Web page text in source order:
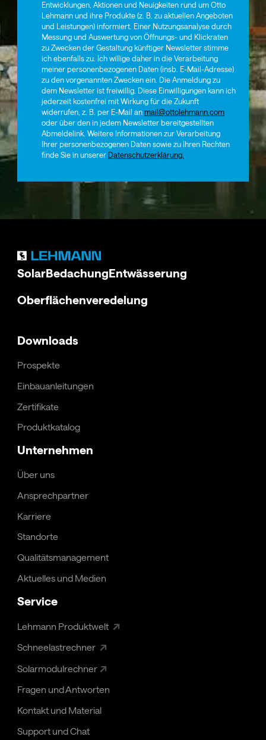
Entwicklungen, Aktionen und Neuigkeiten rund um Otto
Lehmann und ihre Produkte (z. B. zu aktuellen Angeboten
und Leistungen) informiert. Einer Nutzungsanalyse durch
Messung und Auswertung von Öffnungs- und Klickraten
zu Zwecken der Gestaltung künftiger Newsletter stimme
ich ebenfalls zu. Ich willige daher in die Verarbeitung
meiner personenbezogenen Daten (insb. E-Mail-Adresse)
zu den vorgenannten Zwecken ein. Die Anmeldung zu
dem Newsletter ist freiwillig. Diese Einwilligungen kann ich
jederzeit kostenfrei mit Wirkung für die Zukunft
widerrufen, z. B. per E-Mail an mail@ottolehmann.com
oder über den in jedem Newsletter bereitgestellten
Abmeldelink. Weitere Informationen zur Verarbeitung
Ihrer personenbezogenen Daten sowie zu Ihren Rechten
finde Sie in unserer Datenschutzerklärung.
SolarBedachungEntwässerung
Oberflächenveredelung
Downloads
Prospekte
Einbauanleitungen
Zertifikate
Produktkatalog
Unternehmen
Über uns
Ansprechpartner
Karriere
Standorte
Qualitäts­management
Aktuelles und Medien
Service
Lehmann Produktwelt ↗
Schneelastrechner ↗
Solarmodulrechner ↗
Fragen und Antworten
Kontakt und Material
Support und Chat